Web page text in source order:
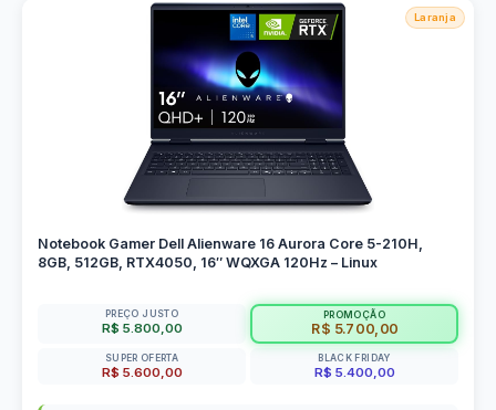
Laranja
Notebook Gamer Dell Alienware 16 Aurora Core 5-210H,
8GB, 512GB, RTX4050, 16″ WQXGA 120Hz – Linux
PREÇO JUSTO
R$ 5.800,00
PROMOÇÃO
R$ 5.700,00
SUPER OFERTA
R$ 5.600,00
BLACK FRIDAY
R$ 5.400,00